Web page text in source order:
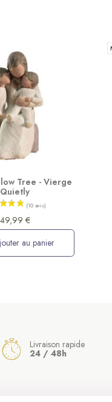
Tree - Vierge
Quietly
49,99 €
au panier
Livraison rapide
24 / 48h